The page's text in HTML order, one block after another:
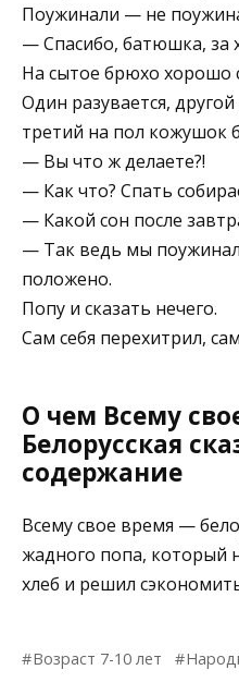
Поужинали — не
— Спасибо, батюшка, за
На сытое брюхо хорошо
Один разувается,
третий на пол кожушок
— Вы что ж делаете?!
— Как что? Спать
— Какой сон после
— Так ведь мы
положено.
Попу и сказать нечего.
Сам себя перехитрил,
О чем Всему
Белорусская
содержание
Всему свое время —
жадного попа, который
хлеб и решил
Возраст 7-10 лет